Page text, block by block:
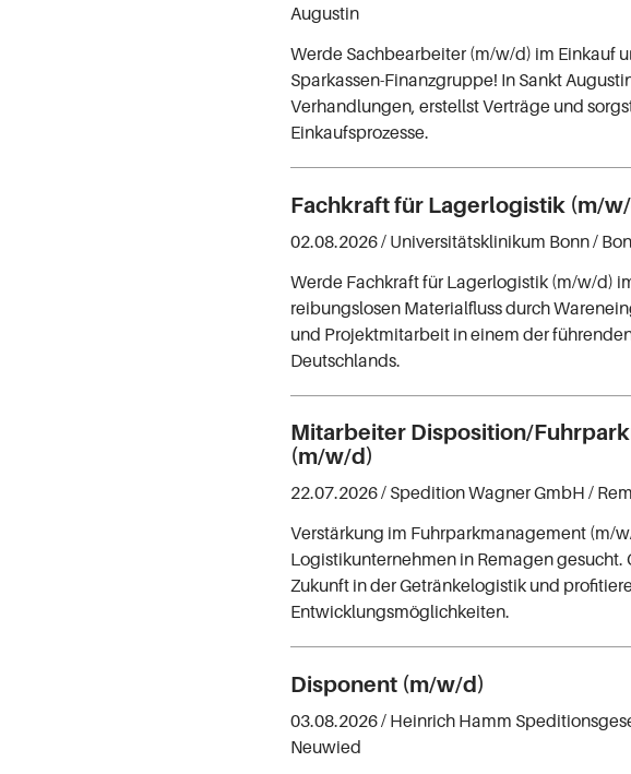
Augustin
Werde Sachbearbeiter (m/w/d) im Einkauf
Sparkassen-Finanzgruppe! In Sankt
Verhandlungen, erstellst Verträge und
Einkaufsprozesse.
Fachkraft für Lagerlogistik (m/
02.08.2026 / Universitätsklinikum Bonn/
Werde Fachkraft für Lagerlogistik (m/w/d)
reibungslosen Materialfluss durch
und Projektmitarbeit in einem der
Deutschlands.
Mitarbeiter Disposition/
(m/w/d)
22.07.2026 / Spedition Wagner GmbH /
Verstärkung im Fuhrparkmanagement (m/
Logistikunternehmen in Remagen gesucht.
Zukunft in der Getränkelogistik und
Entwicklungsmöglichkeiten.
Disponent (m/w/d)
03.08.2026 / Heinrich Hamm
Neuwied